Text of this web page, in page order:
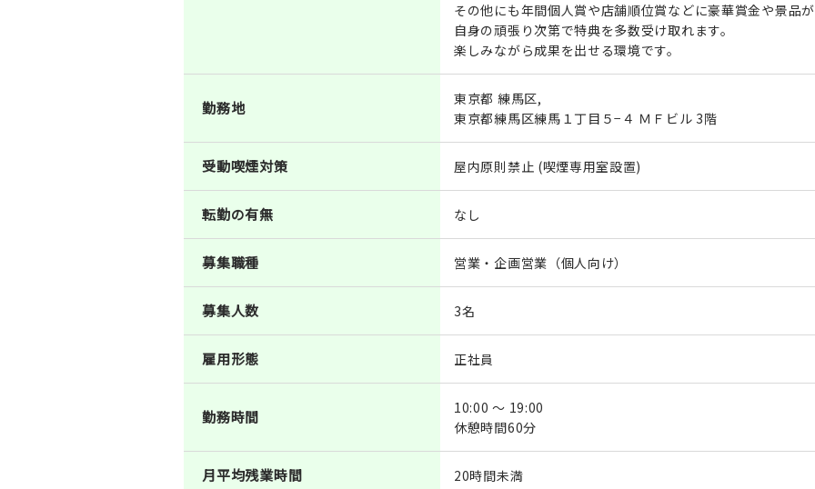
その他にも年間個人賞や店舗順位賞などに豪華賞金や景品
自身の頑張り次第で特典を多数受け取れます。
楽しみながら成果を出せる環境です。
勤務地
東京都 練馬区,
東京都練馬区練馬１丁目５−４ ＭＦビル 3階
受動喫煙対策 屋内原則禁止 (喫煙専用室設置)
転勤の有無 なし
募集職種 営業・企画営業（個人向け）
募集人数 3名
雇用形態 正社員
勤務時間
10:00 ～ 19:00
休憩時間60分
月平均残業時間 20時間未満